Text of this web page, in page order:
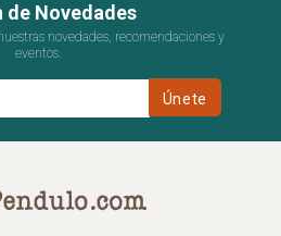
de Novedades
novedades, recomendaciones y
eventos.